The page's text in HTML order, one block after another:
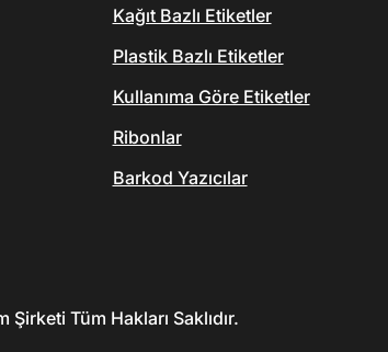
Kağıt Bazlı Etiketler
Plastik Bazlı Etiketler
Kullanıma Göre Etiketler
Ribonlar
Barkod Yazıcılar
Tüm Hakları Saklıdır.